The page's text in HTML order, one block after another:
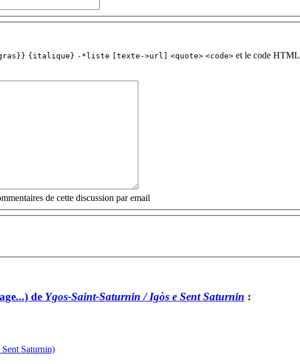
{italique} -*liste [texte->url] <quote> <code> et le code HTML
de cette discussion par email
de Ygos-Saint-Saturnin / Igòs e Sent Saturnin :
Saturnin)